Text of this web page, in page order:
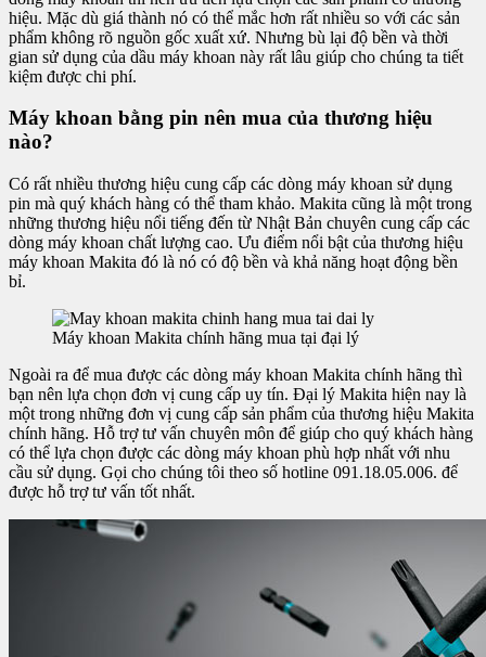
hiệu. Mặc dù giá thành nó có thể mắc hơn rất nhiều so với các sản
phẩm không rõ nguồn gốc xuất xứ. Nhưng bù lại độ bền và thời
gian sử dụng của dầu máy khoan này rất lâu giúp cho chúng ta tiết
kiệm được chi phí.
Máy khoan bằng pin nên mua của thương hiệu
nào?
Có rất nhiều thương hiệu cung cấp các dòng máy khoan sử dụng
pin mà quý khách hàng có thể tham khảo. Makita cũng là một trong
những thương hiệu nổi tiếng đến từ Nhật Bản chuyên cung cấp các
dòng máy khoan chất lượng cao. Ưu điểm nổi bật của thương hiệu
máy khoan Makita đó là nó có độ bền và khả năng hoạt động bền
bỉ.
Máy khoan Makita chính hãng mua tại đại lý
Ngoài ra để mua được các dòng máy khoan Makita chính hãng thì
bạn nên lựa chọn đơn vị cung cấp uy tín. Đại lý Makita hiện nay là
một trong những đơn vị cung cấp sản phẩm của thương hiệu Makita
chính hãng. Hỗ trợ tư vấn chuyên môn để giúp cho quý khách hàng
có thể lựa chọn được các dòng máy khoan phù hợp nhất với nhu
cầu sử dụng. Gọi cho chúng tôi theo số hotline 091.18.05.006. để
được hỗ trợ tư vấn tốt nhất.